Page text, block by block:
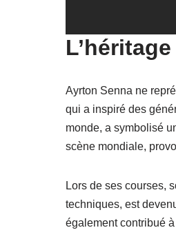
Ayrton Senna ne
qui a inspiré des
monde, a symbolisé
scène mondiale,
Lors de ses courses,
techniques, est
également contribué